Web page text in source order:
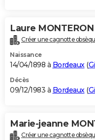
Laure MONTERON
Créer une cagnotte
Naissance
14/04/1898 à Bordeaux(
Décès
09/12/1983 à Bordeaux(
Marie-jeanne
Créer une cagnotte